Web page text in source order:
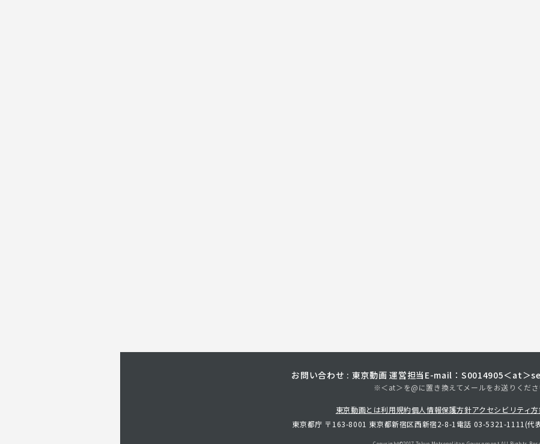
お問い合わせ : 東京動画 運営担当 E-mail：S0014905＜at
※＜at＞を@に置き換えてメールをお送りくださ
東京動画とは利用規約個人情報保護方針アクセシビリティ
東京都庁 〒163-8001 東京都新宿区西新宿2-8-1 電話 03-5321-1111(代